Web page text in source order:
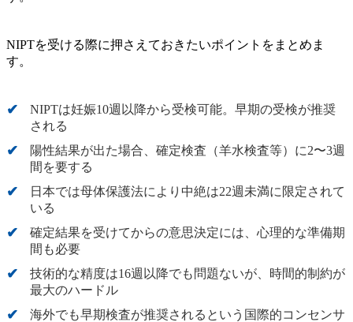
NIPTを受ける際に押さえておきたいポイントをまとめま
す。
NIPTは妊娠10週以降から受検可能。早期の受検が推奨
される
陽性結果が出た場合、確定検査（羊水検査等）に2〜3週
間を要する
日本では母体保護法により中絶は22週未満に限定されて
いる
確定結果を受けてからの意思決定には、心理的な準備期
間も必要
技術的な精度は16週以降でも問題ないが、時間的制約が
最大のハードル
海外でも早期検査が推奨されるという国際的コンセンサ